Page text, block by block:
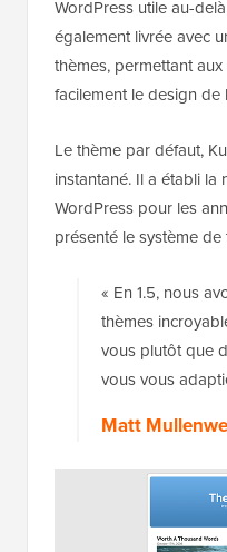
WordPress utile au-
également livrée avec
thèmes, permettant
facilement le design de
Le thème par défaut,
instantané. Il a établi
WordPress pour les
présenté le système
« En 1.5, nous
thèmes
vous plutôt que
vous vous
Matt